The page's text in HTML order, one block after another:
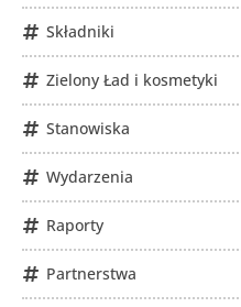
Składniki
Zielony Ład i kosmetyki
Stanowiska
Wydarzenia
Raporty
Partnerstwa